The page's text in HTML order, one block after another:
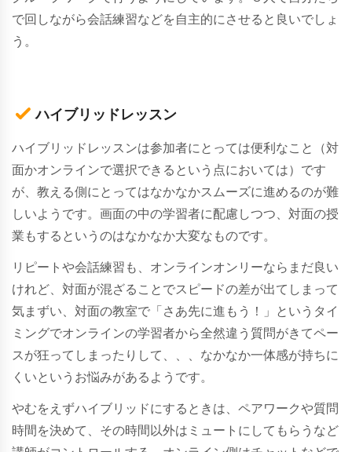
で回しながら会話練習などを自主的にさせると良いでしょ
う。
ハイブリッドレッスン
ハイブリッドレッスンは参加者にとっては便利なこと（対
面かオンラインで選択できるという点においては）です
が、教える側にとってはなかなかスムーズに進めるのが難
しいようです。画面の中の学習者に配慮しつつ、対面の授
業もするというのはなかなか大変なものです。
リピートや会話練習も、オンラインオンリーならまだ良い
けれど、対面が混ざることでスピードの差が出てしまって
気まずい、対面の教室で「さあ先に進もう！」というタイ
ミングでオンラインの学習者から全然違う質問がきてペー
スが狂ってしまったりして、、、なかなか一体感が持ちに
くいというお悩みがあるようです。
やむをえずハイブリッドにするときは、ペアワークや質問
時間を決めて、その時間以外はミュートにしてもらうなど